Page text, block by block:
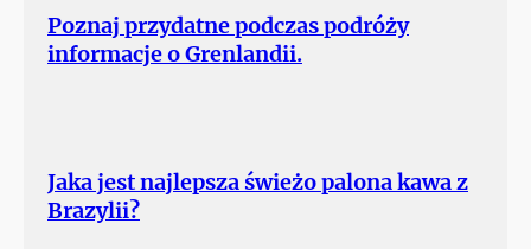
Poznaj przydatne podczas podróży
informacje o Grenlandii.
Jaka jest najlepsza świeżo palona kawa z
Brazylii?